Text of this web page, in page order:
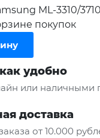
ML-3310/
покупок
удобно
или наличными
доставка
от 10.000